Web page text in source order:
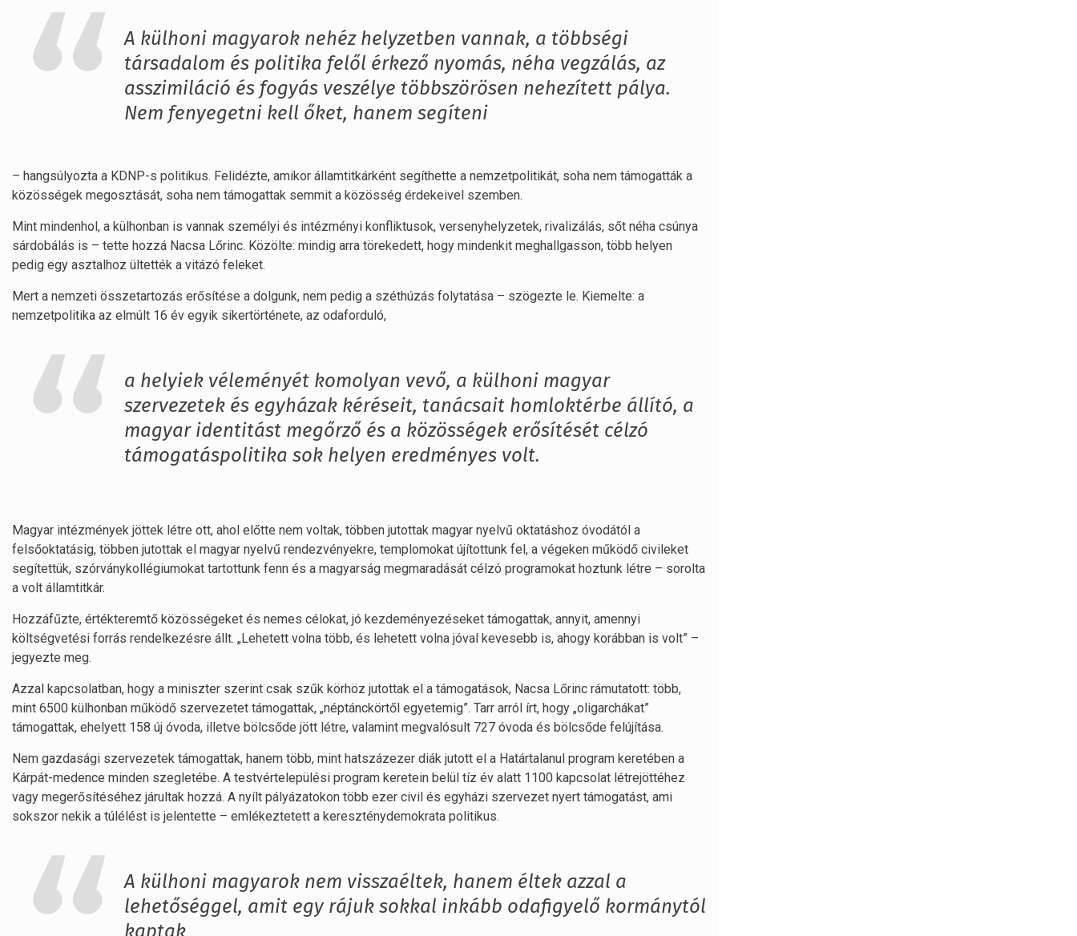
A külhoni magyarok nehéz helyzetben vannak, a többségi
társadalom és politika felől érkező nyomás, néha vegzálás, az
asszimiláció és fogyás veszélye többszörösen nehezített pálya.
Nem fenyegetni kell őket, hanem segíteni
– hangsúlyozta a KDNP-s politikus. Felidézte, amikor államtitkárként segíthette a nemzetpolitikát, soha nem támogatták a
közösségek megosztását, soha nem támogattak semmit a közösség érdekeivel szemben.
Mint mindenhol, a külhonban is vannak személyi és intézményi konfliktusok, versenyhelyzetek, rivalizálás, sőt néha csúnya
sárdobálás is – tette hozzá Nacsa Lőrinc. Közölte: mindig arra törekedett, hogy mindenkit meghallgasson, több helyen
pedig egy asztalhoz ültették a vitázó feleket.
Mert a nemzeti összetartozás erősítése a dolgunk, nem pedig a széthúzás folytatása – szögezte le. Kiemelte: a
nemzetpolitika az elmúlt 16 év egyik sikertörténete, az odaforduló,
a helyiek véleményét komolyan vevő, a külhoni magyar
szervezetek és egyházak kéréseit, tanácsait homloktérbe állító, a
magyar identitást megőrző és a közösségek erősítését célzó
támogatáspolitika sok helyen eredményes volt.
Magyar intézmények jöttek létre ott, ahol előtte nem voltak, többen jutottak magyar nyelvű oktatáshoz óvodától a
felsőoktatásig, többen jutottak el magyar nyelvű rendezvényekre, templomokat újítottunk fel, a végeken működő civileket
segítettük, szórványkollégiumokat tartottunk fenn és a magyarság megmaradását célzó programokat hoztunk létre – sorolta
a volt államtitkár.
Hozzáfűzte, értékteremtő közösségeket és nemes célokat, jó kezdeményezéseket támogattak, annyit, amennyi
költségvetési forrás rendelkezésre állt. „Lehetett volna több, és lehetett volna jóval kevesebb is, ahogy korábban is volt” –
jegyezte meg.
Azzal kapcsolatban, hogy a miniszter szerint csak szűk körhöz jutottak el a támogatások, Nacsa Lőrinc rámutatott: több,
mint 6500 külhonban működő szervezetet támogattak, „néptánckörtől egyetemig”. Tarr arról írt, hogy „oligarchákat”
támogattak, ehelyett 158 új óvoda, illetve bölcsőde jött létre, valamint megvalósult 727 óvoda és bölcsőde felújítása.
Nem gazdasági szervezetek támogattak, hanem több, mint hatszázezer diák jutott el a Határtalanul program keretében a
Kárpát-medence minden szegletébe. A testvértelepülési program keretein belül tíz év alatt 1100 kapcsolat létrejöttéhez
vagy megerősítéséhez járultak hozzá. A nyílt pályázatokon több ezer civil és egyházi szervezet nyert támogatást, ami
sokszor nekik a túlélést is jelentette – emlékeztetett a kereszténydemokrata politikus.
A külhoni magyarok nem visszaéltek, hanem éltek azzal a
lehetőséggel, amit egy rájuk sokkal inkább odafigyelő kormánytól